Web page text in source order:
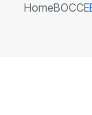
HomeBOCCE